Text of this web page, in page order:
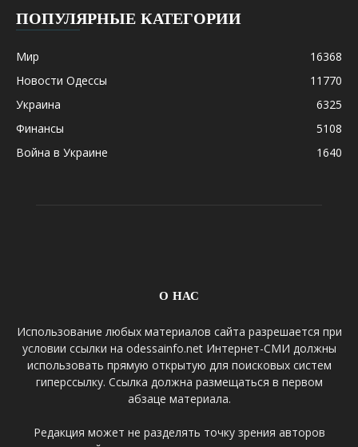
ПОПУЛЯРНЫЕ КАТЕГОРИИ
Мир
16368
Новости Одессы
11770
Украина
6325
Финансы
5108
Война в Украине
1640
О НАС
Использование любых материалов сайта разрешается при
условии ссылки на odessainfo.net Интернет-СМИ должны
использовать прямую открытую для поисковых систем
гиперссылку. Ссылка должна размещаться в первом
абзаце материала.
Редакция может не разделять точку зрения авторов